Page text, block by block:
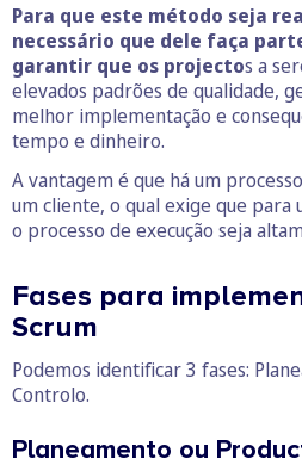
Para que este método seja
necessário que dele faça
garantir que os projectos a
elevados padrões de qualidade,
melhor implementação e
tempo e dinheiro.
A vantagem é que há um
um cliente, o qual exige que
o processo de execução seja
Fases para
Scrum
Podemos identificar 3 fases:
Controlo.
Planeamento ou